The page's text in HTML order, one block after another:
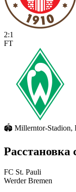
2:1
FT
🏟 Millerntor-Stadion,
Расстановка
FC St. Pauli
Werder Bremen